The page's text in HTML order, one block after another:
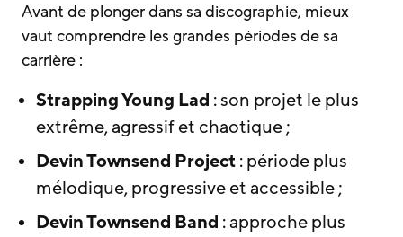
Avant de plonger dans sa discographie, mieux
vaut comprendre les grandes périodes de sa
carrière :
Strapping Young Lad : son projet le plus
extrême, agressif et chaotique ;
Devin Townsend Project: période plus
mélodique, progressive et accessible ;
Devin Townsend Band : approche plus